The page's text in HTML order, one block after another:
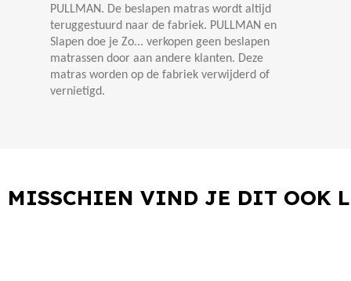
PULLMAN. De beslapen matras wordt altijd
teruggestuurd naar de fabriek. PULLMAN en
Slapen doe je Zo... verkopen geen beslapen
matrassen door aan andere klanten. Deze
matras worden op de fabriek verwijderd of
vernietigd.
MISSCHIEN VIND JE DIT OOK